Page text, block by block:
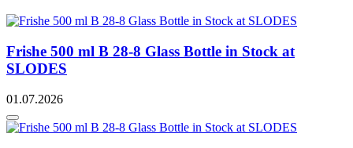
Frishe 500 ml B 28-8 Glass Bottle in Stock at
SLODES
01.07.2026